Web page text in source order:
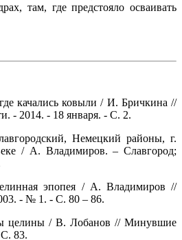
там, где предстояло осваивать
качались ковыли / И. Бричкина //
- 2014. - 18 января. - С. 2.
Немецкий районы, г.
/ А. Владимиров. – Славгород;
эпопея / А. Владимиров //
- № 1. - С. 80 – 86.
целины / В. Лобанов // Минувшие
83.